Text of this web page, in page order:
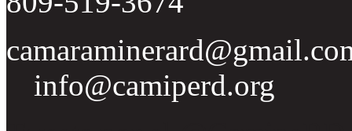
info@camiperd.org